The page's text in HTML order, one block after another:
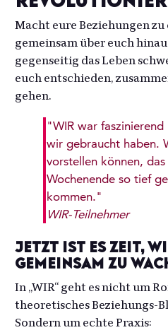
Macht eure Beziehungen
gemeinsam über euch
gegenseitig das Leben
euch entschieden,
gehen.
"WIR war
wir gebraucht haben.
vorstellen können, das
Wochenende so tief
kommen."
WIR-Teilnehmer
Jetzt ist es Zeit,
gemeinsam zu
In „WIR“ geht es nicht um
theoretisches Beziehungs-
Sondern um echte Praxis: